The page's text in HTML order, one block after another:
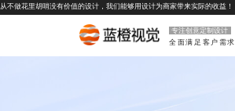
从不做花里胡哨没有价值的设计，我们能够用设计为商家带来实际的收益！
专注创意定制设计
全面满足客户需求